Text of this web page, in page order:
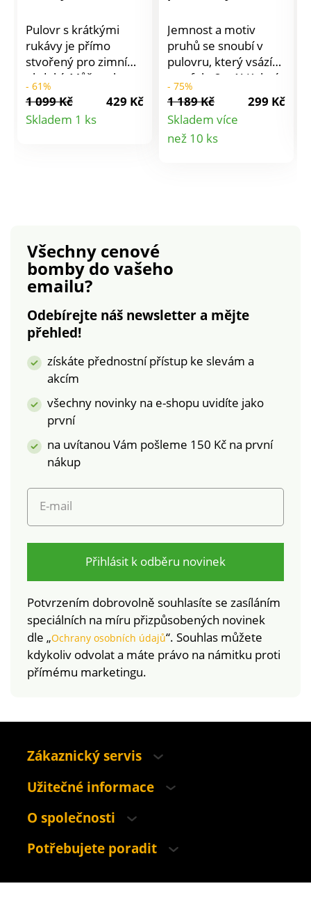
Pulovr s krátkými
rukávy je přímo
stvořený pro zimní
období. Můžete ho
volně kombinovat a
vrstvit přes spodní
košili nebo tričko a
copánkového a
hráškového
pleteného vzoru.
Vpředu a vzadu
copánkový vzor.
Lze prát v pračce.
- 61%
1 099 Kč
429 Kč
Skladem 1 ks
Detail
Jemnost a motiv
pruhů se snoubí v
pulovru, který vsází
na efekt 2 v 1! Kulatý
uvolněný výstřih.
Dlouhé rukávy s
volánovými
manžetami z tkaniny
- 75%
1 189 Kč
299 Kč
Skladem více
než 10 ks
Všechny cenové
bombydo vašeho
emailu?
Odebírejte náš newsletter a mějte
přehled!
získáte přednostní přístup ke slevám a
akcím
všechny novinky na e-shopu uvidíte jako
první
na uvítanou Vám pošleme 150 Kč na první
nákup
E-mail
Přihlásit k odběru novinek
Potvrzením dobrovolně souhlasíte se zasíláním
speciálních na míru přizpůsobených novinek
dle „Ochrany osobních údajů“. Souhlas můžete
kdykoliv odvolat a máte právo na námitku proti
přímému marketingu.
Zákaznický servis
Užitečné informace
O společnosti
Potřebujete poradit